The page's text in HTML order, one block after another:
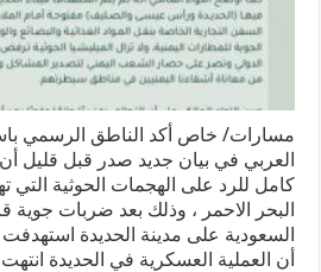
مسارات/ خاص أكد الناطق الرسمي
العربي في بيان جديد صدر قبل قليل
كامل للرد على الهجمات الحوثية التي
البحر الاحمر ، وذلك بعد ضربات جوية
السعودية على مدينة الحديدة استهدفت
أن العملية العسكرية في الحديدة